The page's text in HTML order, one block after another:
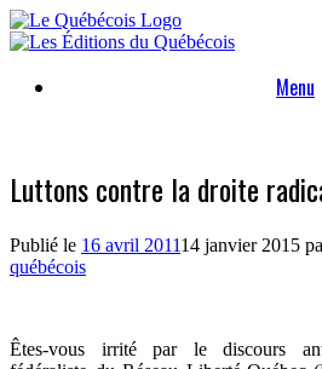
Skip
to
Menu
Luttons contre la droite
Publié le 16 avril 201114 janvier 2015
québécois
Êtes-vous irrité par le discours